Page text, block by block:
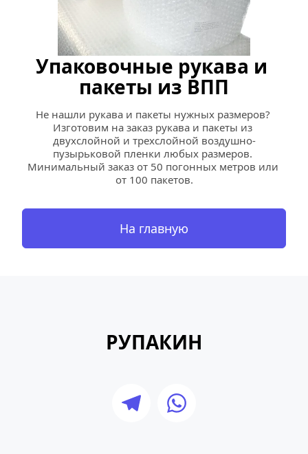
Упаковочные рукава и
пакеты из ВПП
Не нашли рукава и пакеты нужных размеров?
Изготовим на заказ рукава и пакеты из
двухслойной и трехслойной воздушно-
пузырьковой пленки любых размеров.
Минимальный заказ от 50 погонных метров или
от 100 пакетов.
На главную
РУПАКИН